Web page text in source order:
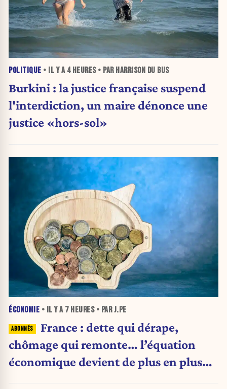
POLITIQUE • IL Y A 4 HEURES• PAR HARRISON DU BUS
Burkini : la justice française suspend
l'interdiction, un maire dénonce une
justice «hors-sol»
ÉCONOMIE • IL Y A 7 HEURES• PAR J.PE
France : dette qui dérape,
chômage qui remonte… l’équation
économique devient de plus en plus